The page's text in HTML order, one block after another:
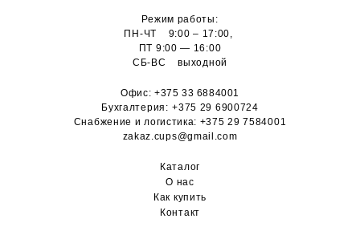
Режим работы:
ПН-ЧТ 9:00 – 17:00,
ПТ 9:00 — 16:00
СБ-ВС выходной
Офис:+375 33 6884001
Бухгалтерия: +375 29 6900724
Снабжение и логистика: +375 29 7584001
zakaz.cups@gmail.com
Каталог
О нас
Как купить
Контакт